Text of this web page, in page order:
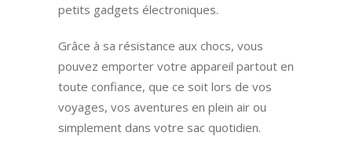
petits gadgets électroniques.
Grâce à sa résistance aux chocs, vous
pouvez emporter votre appareil partout en
toute confiance, que ce soit lors de vos
voyages, vos aventures en plein air ou
simplement dans votre sac quotidien.